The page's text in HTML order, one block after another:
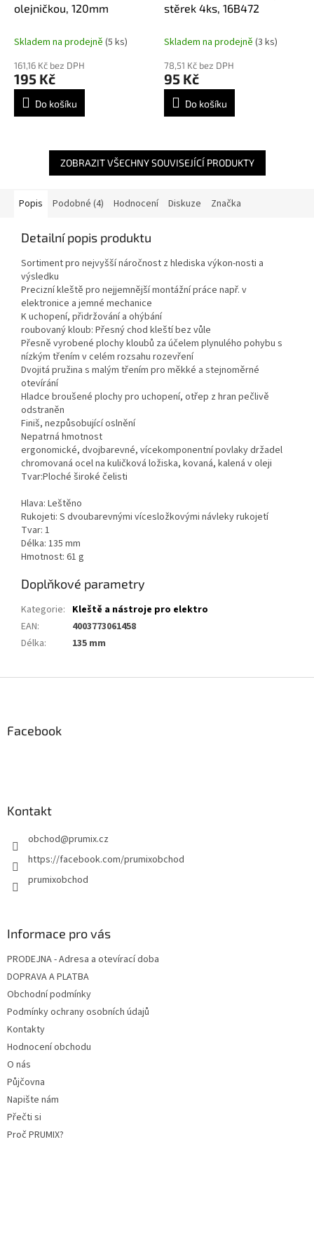
olejničkou, 120mm
Skladem na prodejně (5 ks)
161,16 Kč bez DPH
195 Kč
Do košíku
stěrek 4ks, 16B472
Skladem na prodejně (3 ks)
78,51 Kč bez DPH
95 Kč
Do košíku
ZOBRAZIT VŠECHNY SOUVISEJÍCÍ PRODUKTY
Popis Podobné (4) Hodnocení Diskuze Značka
Detailní popis produktu
Sortiment pro nejvyšší náročnost z hlediska výkon-nosti a
výsledku
Precizní kleště pro nejjemnější montážní práce např. v
elektronice a jemné mechanice
K uchopení, přidržování a ohýbání
roubovaný kloub: Přesný chod kleští bez vůle
Přesně vyrobené plochy kloubů za účelem plynulého pohybu s
nízkým třením v celém rozsahu rozevření
Dvojitá pružina s malým třením pro měkké a stejnoměrné
otevírání
Hladce broušené plochy pro uchopení, otřep z hran pečlivě
odstraněn
Finiš, nezpůsobující oslnění
Nepatrná hmotnost
ergonomické, dvojbarevné, vícekomponentní povlaky držadel
chromovaná ocel na kuličková ložiska, kovaná, kalená v oleji
Tvar:Ploché široké čelisti
Hlava: Leštěno
Rukojeti: S dvoubarevnými vícesložkovými návleky rukojetí
Tvar: 1
Délka: 135 mm
Hmotnost: 61 g
Doplňkové parametry
Kategorie: Kleště a nástroje pro elektro
EAN:
4003773061458
Délka: 135 mm
Facebook
Kontakt
obchod@prumix.cz
https://facebook.com/prumixobchod
prumixobchod
Informace pro vás
PRODEJNA - Adresa a otevírací doba
DOPRAVA A PLATBA
Obchodní podmínky
Podmínky ochrany osobních údajů
Kontakty
Hodnocení obchodu
O nás
Půjčovna
Napište nám
Přečti si
Proč PRUMIX?